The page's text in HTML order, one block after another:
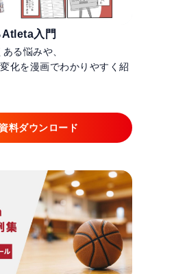
入門
る悩みや、
化を漫画でわかりやすく紹
資料ダウンロード